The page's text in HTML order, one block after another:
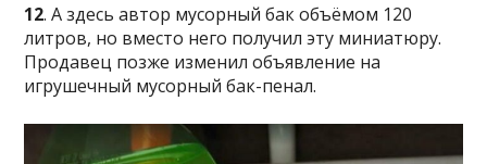
12. А здесь автор мусорный бак объёмом 120
литров, но вместо него получил эту миниатюру.
Продавец позже изменил объявление на
игрушечный мусорный бак-пенал.